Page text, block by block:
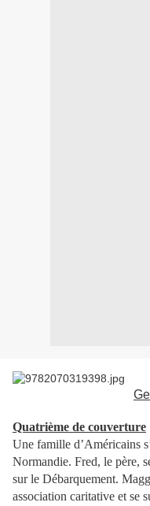
Quatrième de couverture
Une famille d’Américains
Normandie. Fred, le père,
sur le Débarquement.
association caritative et se